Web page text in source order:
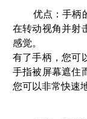
优点：手柄的
在转动视角并射
感觉。
有了手柄，您可
手指被屏幕遮住
您可以非常快速